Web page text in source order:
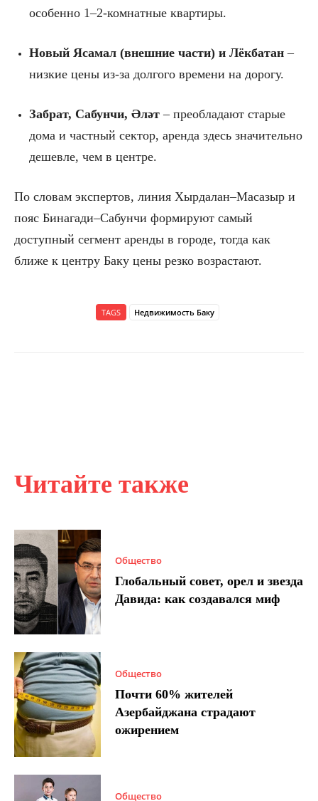
Читайте также
Общество
Глобальный совет, орел и звезда
Давида: как создавался миф
Общество
Почти 60% жителей
Азербайджана страдают
ожирением
Общество
особенно 1–2-комнатные квартиры.
Новый Ясамал (внешние части) и Лёкбатан –
низкие цены из-за долгого времени на дорогу.
Забрат, Сабунчи, Əләт – преобладают старые
дома и частный сектор, аренда здесь значительно
дешевле, чем в центре.
По словам экспертов, линия Хырдалан–Масазыр и
пояс Бинагади–Сабунчи формируют самый
доступный сегмент аренды в городе, тогда как
ближе к центру Баку цены резко возрастают.
TAGS Недвижимость Баку